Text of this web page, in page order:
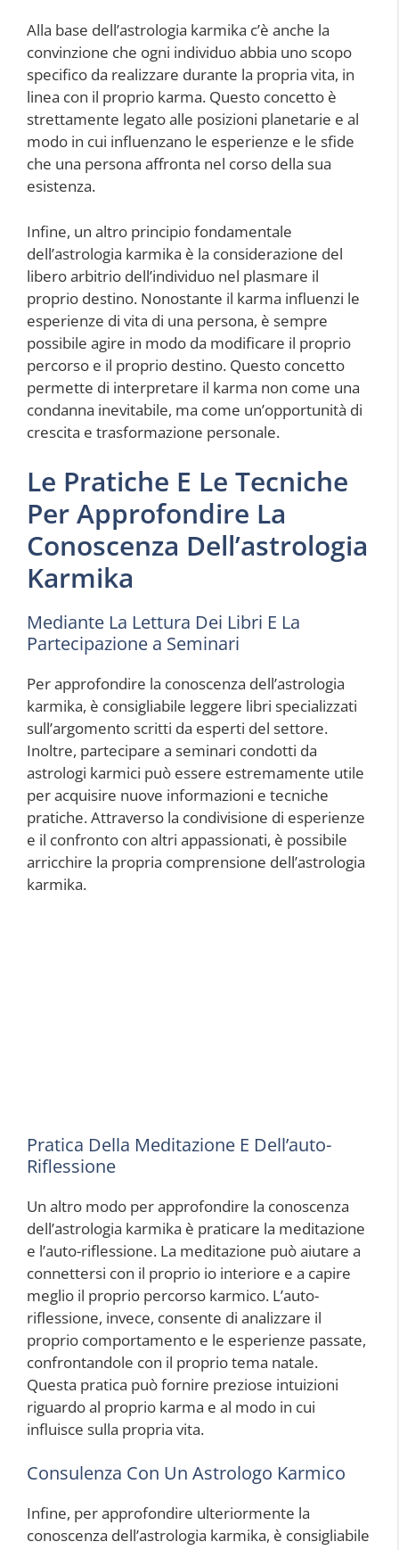
Alla base dell’astrologia karmika c’è anche la
convinzione che ogni individuo abbia uno scopo
specifico da realizzare durante la propria vita, in
linea con il proprio karma. Questo concetto è
strettamente legato alle posizioni planetarie e al
modo in cui influenzano le esperienze e le sfide
che una persona affronta nel corso della sua
esistenza.
Infine, un altro principio fondamentale
dell’astrologia karmika è la considerazione del
libero arbitrio dell’individuo nel plasmare il
proprio destino. Nonostante il karma influenzi le
esperienze di vita di una persona, è sempre
possibile agire in modo da modificare il proprio
percorso e il proprio destino. Questo concetto
permette di interpretare il karma non come una
condanna inevitabile, ma come un’opportunità di
crescita e trasformazione personale.
Le Pratiche E Le Tecniche
Per Approfondire La
Conoscenza Dell’astrologia
Karmika
Mediante La Lettura Dei Libri E La
Partecipazione a Seminari
Per approfondire la conoscenza dell’astrologia
karmika, è consigliabile leggere libri specializzati
sull’argomento scritti da esperti del settore.
Inoltre, partecipare a seminari condotti da
astrologi karmici può essere estremamente utile
per acquisire nuove informazioni e tecniche
pratiche. Attraverso la condivisione di esperienze
e il confronto con altri appassionati, è possibile
arricchire la propria comprensione dell’astrologia
karmika.
Pratica Della Meditazione E Dell’auto-
Riflessione
Un altro modo per approfondire la conoscenza
dell’astrologia karmika è praticare la meditazione
e l’auto-riflessione. La meditazione può aiutare a
connettersi con il proprio io interiore e a capire
meglio il proprio percorso karmico. L’auto-
riflessione, invece, consente di analizzare il
proprio comportamento e le esperienze passate,
confrontandole con il proprio tema natale.
Questa pratica può fornire preziose intuizioni
riguardo al proprio karma e al modo in cui
influisce sulla propria vita.
Consulenza Con Un Astrologo Karmico
Infine, per approfondire ulteriormente la
conoscenza dell’astrologia karmika, è consigliabile